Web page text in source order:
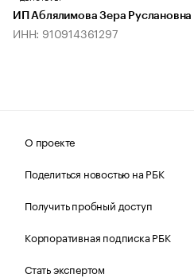
ИП Аблялимова Зера Руслановна
ИНН: 910914361297
О проекте
Поделиться новостью на РБК
Получить пробный доступ
Корпоративная подписка РБК
Стать экспертом